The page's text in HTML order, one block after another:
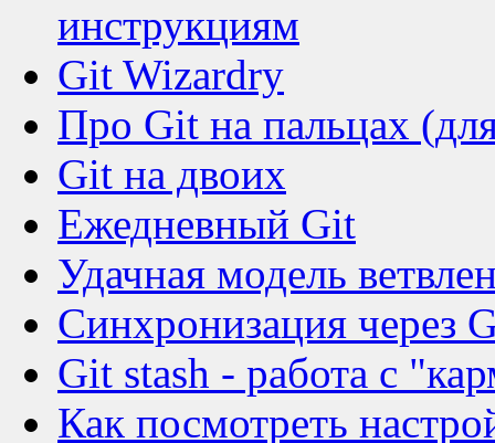
инструкциям
Git Wizardry
Про Git на пальцах
Git на двоих
Ежедневный Git
Удачная модель
Синхронизация через
Git stash - работа с
Как посмотреть